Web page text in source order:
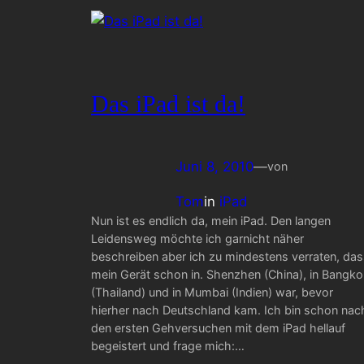
Das iPad ist da!
Juni 8, 2010—von
Tomin iPad
Nun ist es endlich da, mein iPad. Den langen
Leidensweg möchte ich garnicht näher
beschreiben aber ich zu mindestens verraten,
mein Gerät schon in. Shenzhen (China), in
(Thailand) und in Mumbai (Indien) war, bevor
hierher nach Deutschland kam. Ich bin schon
den ersten Gehversuchen mit dem iPad hellauf
begeistert und frage mich:…